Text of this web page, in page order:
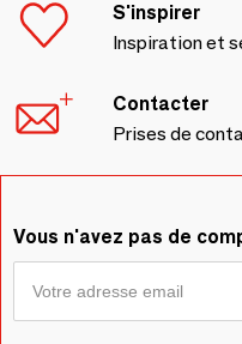
S'inspirer
Inspiration et
Contacter
Prises de
Vous n'avez pas de